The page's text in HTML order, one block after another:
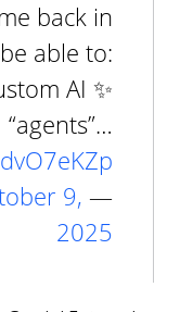
back in
able to:
AI
“agents”…
— Google (@Google)
9,
2025